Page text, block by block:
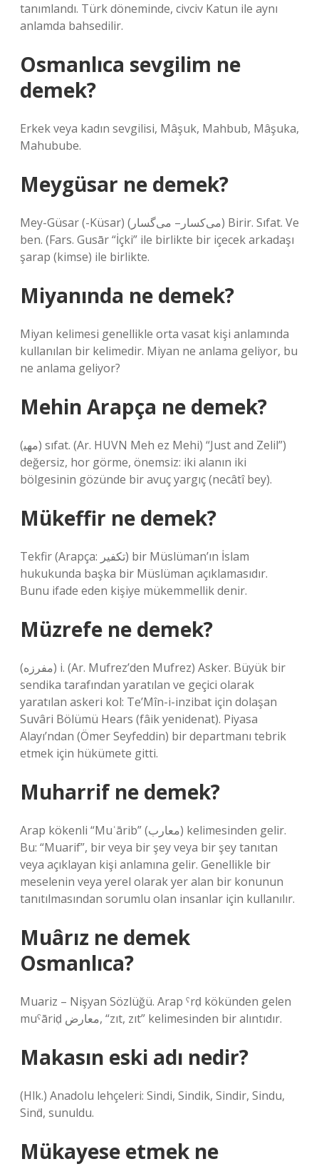
tanımlandı. Türk döneminde, civciv Katun ile aynı
anlamda bahsedilir.
Osmanlıca sevgilim ne
demek?
Erkek veya kadın sevgilisi, Mâşuk, Mahbub, Mâşuka,
Mahubube.
Meygüsar ne demek?
Mey-Güsar (-Küsar) (ﻣﻰﻛﺴﺎﺭ– ﻣﻰﮔﺴﺎﺭ) Birir. Sıfat. Ve
ben. (Fars. Gusār “İçki” ile birlikte bir içecek arkadaşı
şarap (kimse) ile birlikte.
Miyanında ne demek?
Miyan kelimesi genellikle orta vasat kişi anlamında
kullanılan bir kelimedir. Miyan ne anlama geliyor, bu
ne anlama geliyor?
Mehin Arapça ne demek?
(ﻣﻬﻴ) sıfat. (Ar. HUVN Meh ez Mehі) “Just and Zelil”)
değersiz, hor görme, önemsiz: iki alanın iki
bölgesinin gözünde bir avuç yargıç (necâtî bey).
Mükeffir ne demek?
Tekfir (Arapça: تكفير) bir Müslüman’ın İslam
hukukunda başka bir Müslüman açıklamasıdır.
Bunu ifade eden kişiye mükemmellik denir.
Müzrefe ne demek?
(ﻣﻔﺮﺯﻩ) i. (Ar. Mufrez’den Mufrez) Asker. Büyük bir
sendika tarafından yaratılan ve geçici olarak
yaratılan askeri kol: Te’Mîn-i-inzibat için dolaşan
Suvâri Bölümü Hears (fâik yenidenat). Piyasa
Alayı’ndan (Ömer Seyfeddin) bir departmanı tebrik
etmek için hükümete gitti.
Muharrif ne demek?
Arap kökenli “Muʿārib” (معارب) kelimesinden gelir.
Bu: “Muarif”, bir veya bir şey veya bir şey tanıtan
veya açıklayan kişi anlamına gelir. Genellikle bir
meselenin veya yerel olarak yer alan bir konunun
tanıtılmasından sorumlu olan insanlar için kullanılır.
Muârız ne demek
Osmanlıca?
Muariz – Nişyan Sözlüğü. Arap ˁrḍ kökünden gelen
muˁāriḍ معارض, “zıt, zıt” kelimesinden bir alıntıdır.
Makasın eski adı nedir?
(Hlk.) Anadolu lehçeleri: Sindi, Sindik, Sindir, Sindu,
Sinḋ, sunuldu.
Mükayese etmek ne